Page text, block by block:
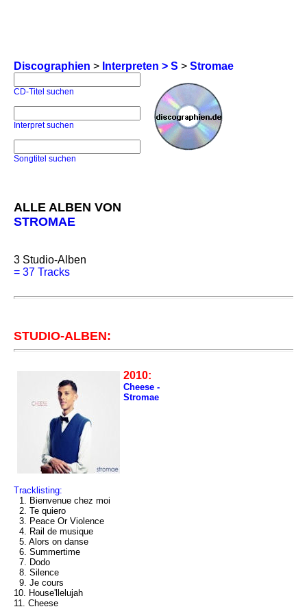
Discographien > Interpreten > S > Stromae
CD-Titel suchen
Interpret suchen
Songtitel suchen
ALLE ALBEN VON
STROMAE
3 Studio-Alben
= 37 Tracks
STUDIO-ALBEN:
2010:
Cheese -
Stromae
Tracklisting:
1. Bienvenue chez moi
2. Te quiero
3. Peace Or Violence
4. Rail de musique
5. Alors on danse
6. Summertime
7. Dodo
8. Silence
9. Je cours
10. House'llelujah
11. Cheese